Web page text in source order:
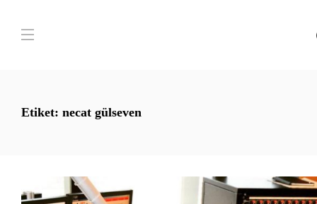
Etiket: necat gülseven